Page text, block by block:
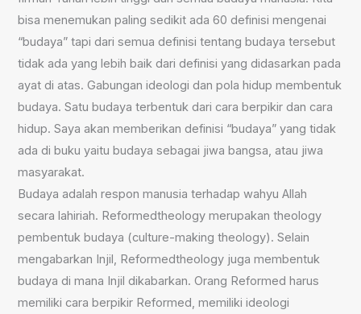
bisa menemukan paling sedikit ada 60 definisi mengenai
“budaya” tapi dari semua definisi tentang budaya tersebut
tidak ada yang lebih baik dari definisi yang didasarkan pada
ayat di atas. Gabungan ideologi dan pola hidup membentuk
budaya. Satu budaya terbentuk dari cara berpikir dan cara
hidup. Saya akan memberikan definisi “budaya” yang tidak
ada di buku yaitu budaya sebagai jiwa bangsa, atau jiwa
masyarakat.
Budaya adalah respon manusia terhadap wahyu Allah
secara lahiriah. Reformedtheology merupakan theology
pembentuk budaya (culture-making theology). Selain
mengabarkan Injil, Reformedtheology juga membentuk
budaya di mana Injil dikabarkan. Orang Reformed harus
memiliki cara berpikir Reformed, memiliki ideologi